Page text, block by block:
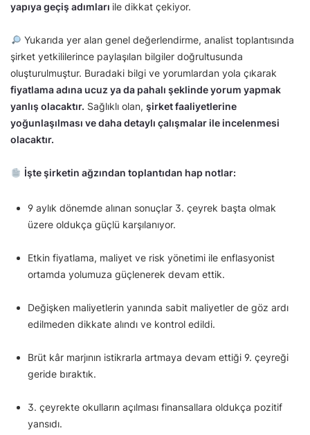
yapıya geçiş adımları ile dikkat çekiyor.
Yukarıda yer alan genel değerlendirme, analist toplantısında
şirket yetkililerince paylaşılan bilgiler doğrultusunda
oluşturulmuştur. Buradaki bilgi ve yorumlardan yola çıkarak
fiyatlama adına ucuz ya da pahalı şeklinde yorum yapmak
yanlış olacaktır. Sağlıklı olan, şirket faaliyetlerine
yoğunlaşılması ve daha detaylı çalışmalar ile incelenmesi
olacaktır.
İşte şirketin ağzından toplantıdan hap notlar:
9 aylık dönemde alınan sonuçlar 3. çeyrek başta olmak
üzere oldukça güçlü karşılanıyor.
Etkin fiyatlama, maliyet ve risk yönetimi ile enflasyonist
ortamda yolumuza güçlenerek devam ettik.
Değişken maliyetlerin yanında sabit maliyetler de göz ardı
edilmeden dikkate alındı ve kontrol edildi.
Brüt kâr marjının istikrarla artmaya devam ettiği 9. çeyreği
geride bıraktık.
3. çeyrekte okulların açılması finansallara oldukça pozitif
yansıdı.